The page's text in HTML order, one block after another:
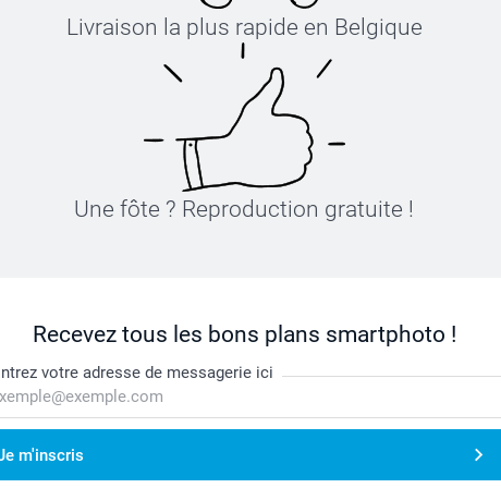
Livraison la plus rapide en Belgique
Une fôte ? Reproduction gratuite !
Recevez tous les bons plans smartphoto !
votre adresse de messagerie ici
m'inscris